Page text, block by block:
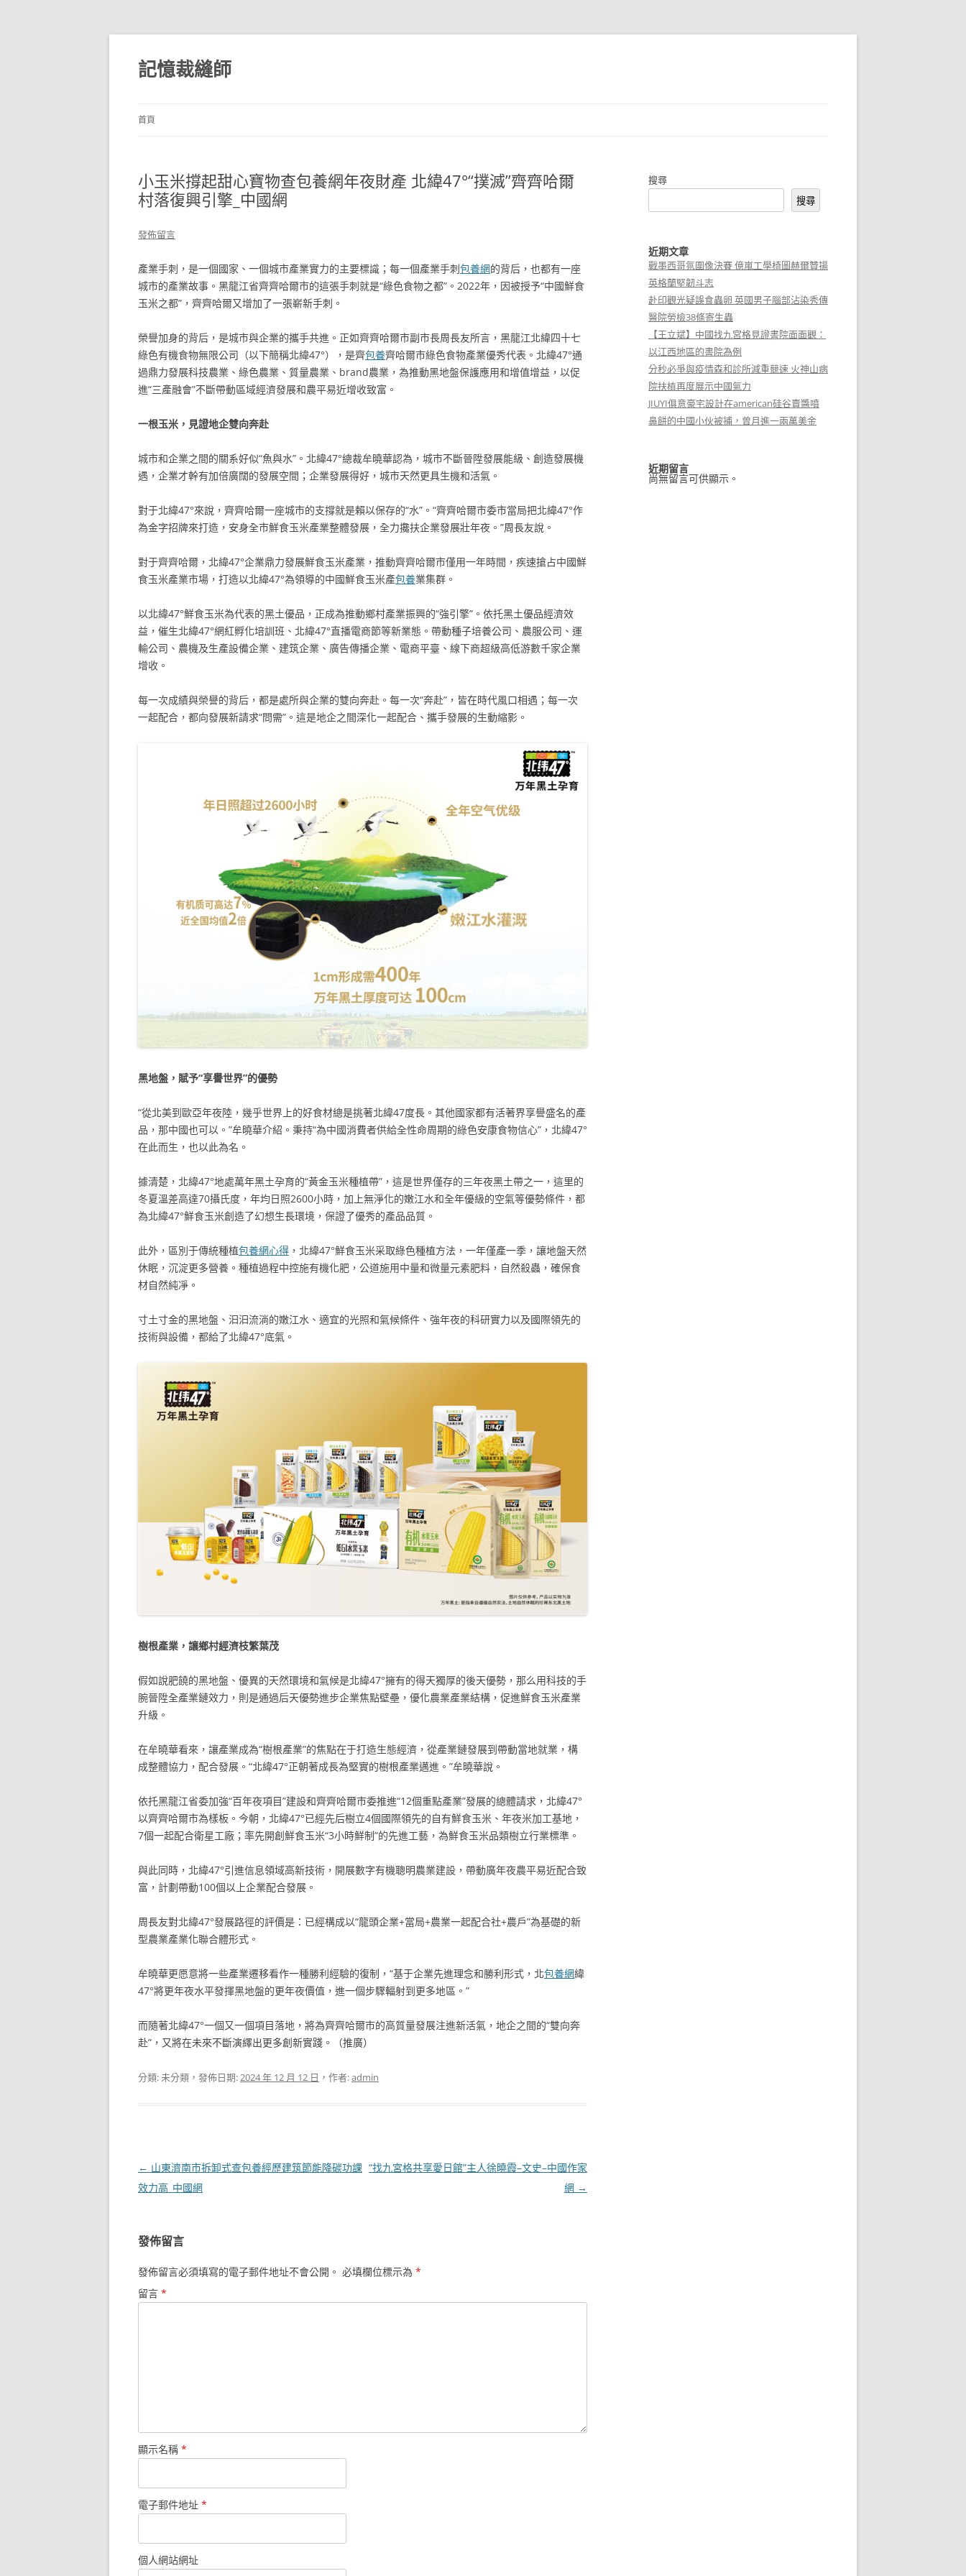
跳
主
要
內
記憶裁縫師
首頁
小玉米撐起甜心寶物查包養網年夜財產 北緯47°“撲滅”齊齊哈爾
村落復興引擎_中國網
發佈留言
產業手刺，是一個國家、一個城市產業實力的主要標識；每一個產業手刺包養網的背后，也都有一座
城市的產業故事。黑龍江省齊齊哈爾市的這張手刺就是“綠色食物之都”。2022年，因被授予“中國鮮食
玉米之都”，齊齊哈爾又增加了一張嶄新手刺。
榮譽加身的背后，是城市與企業的攜手共進。正如齊齊哈爾市副市長周長友所言，黑龍江北緯四十七
綠色有機食物無限公司（以下簡稱北緯47°），是齊包養齊哈爾市綠色食物產業優秀代表。北緯47°通
過鼎力發展科技農業、綠色農業、質量農業、brand農業，為推動黑地盤保護應用和增值增益，以促
進“三產融會”不斷帶動區域經濟發展和農平易近增收致富。
一根玉米，見證地企雙向奔赴
城市和企業之間的關系好似“魚與水”。北緯47°總裁牟曉華認為，城市不斷晉陞發展能級、創造發展機
遇，企業才幹有加倍廣闊的發展空間；企業發展得好，城市天然更具生機和活氣。
對于北緯47°來說，齊齊哈爾一座城市的支撐就是賴以保存的“水”。“齊齊哈爾市委市當局把北緯47°作
為金字招牌來打造，安身全市鮮食玉米產業整體發展，全力攙扶企業發展壯年夜。”周長友說。
對于齊齊哈爾，北緯47°企業鼎力發展鮮食玉米產業，推動齊齊哈爾市僅用一年時間，疾速搶占中國鮮
食玉米產業市場，打造以北緯47°為領導的中國鮮食玉米產包養業集群。
以北緯47°鮮食玉米為代表的黑土優品，正成為推動鄉村產業振興的“強引擎”。依托黑土優品經濟效
益，催生北緯47°網紅孵化培訓班、北緯47°直播電商節等新業態。帶動種子培養公司、農服公司、運
輸公司、農機及生產設備企業、建筑企業、廣告傳播企業、電商平臺、線下商超級高低游數千家企業
增收。
每一次成績與榮譽的背后，都是處所與企業的雙向奔赴。每一次“奔赴”，皆在時代風口相遇；每一次
一起配合，都向發展新請求“問需”。這是地企之間深化一起配合、攜手發展的生動縮影。
黑地盤，賦予“享譽世界”的優勢
“從北美到歐亞年夜陸，幾乎世界上的好食材總是挑著北緯47度長。其他國家都有活著界享譽盛名的產
品，那中國也可以。”牟曉華介紹。秉持“為中國消費者供給全性命周期的綠色安康食物信心”，北緯47°
在此而生，也以此為名。
據清楚，北緯47°地處萬年黑土孕育的“黃金玉米種植帶”，這是世界僅存的三年夜黑土帶之一，這里的
冬夏溫差高達70攝氏度，年均日照2600小時，加上無淨化的嫩江水和全年優級的空氣等優勢條件，都
為北緯47°鮮食玉米創造了幻想生長環境，保證了優秀的產品品質。
此外，區別于傳統種植包養網心得 ，北緯47°鮮食玉米采取綠色種植方法，一年僅產一季，讓地盤天然
休眠，沉淀更多營養。種植過程中控施有機化肥，公道施用中量和微量元素肥料，自然殺蟲，確保食
材自然純凈。
寸土寸金的黑地盤、汩汩流淌的嫩江水、適宜的光照和氣候條件、強年夜的科研實力以及國際領先的
技術與設備，都給了北緯47°底氣。
樹根產業，讓鄉村經濟枝繁葉茂
假如說肥饒的黑地盤、優異的天然環境和氣候是北緯47°擁有的得天獨厚的後天優勢，那么用科技的手
腕晉陞全產業鏈效力，則是通過后天優勢進步企業焦點壁壘，優化農業產業結構，促進鮮食玉米產業
升級。
在牟曉華看來，讓產業成為“樹根產業”的焦點在于打造生態經濟，從產業鏈發展到帶動當地就業，構
成整體協力，配合發展。“北緯47°正朝著成長為堅實的樹根產業邁進。”牟曉華說。
依托黑龍江省委加強“百年夜項目”建設和齊齊哈爾市委推進“12個重點產業”發展的總體請求，北緯47°
以齊齊哈爾市為樣板。今朝，北緯47°已經先后樹立4個國際領先的自有鮮食玉米、年夜米加工基地，
7個一起配合衛星工廠；率先開創鮮食玉米“3小時鮮制”的先進工藝，為鮮食玉米品類樹立行業標準。
與此同時，北緯47°引進信息領域高新技術，開展數字有機聰明農業建設，帶動廣年夜農平易近配合致
富，計劃帶動100個以上企業配合發展。
周長友對北緯47°發展路徑的評價是：已經構成以“龍頭企業+當局+農業一起配合社+農戶”為基礎的新
型農業產業化聯合體形式。
牟曉華更愿意將一些產業遷移看作一種勝利經驗的復制，“基于企業先進理念和勝利形式，北包養網緯
47°將更年夜水平發揮黑地盤的更年夜價值，進一個步驟輻射到更多地區。”
而隨著北緯47°一個又一個項目落地，將為齊齊哈爾市的高質量發展注進新活氣，地企之間的“雙向奔
赴”，又將在未來不斷演繹出更多創新實踐。（推廣）
分類: 未分類，發佈日期:2024 年 12 月 12 日 ，作者:admin
文
章
← 山東濟南市拆卸式查包養經歷建筑節能降碳功課
效力高_中國網
“找九宮格共享愛日館”主人徐曉霞–文史–中國作家
網 →
發佈留言
發佈留言必須填寫的電子郵件地址不會公開。 必填欄位標示為 *
留言 *
顯示名稱 *
電子郵件地址 *
個人網站網址
搜尋
搜尋
近期文章
戰墨西哥氛圍像決賽 億嵐工學椅圖赫爾贊揚
英格蘭堅韌斗志
赴印觀光疑誤食蟲卵 英國男子腦部沾染秀傳
醫院勞檢38條寄生蟲
【王立斌】中國找九宮格見證書院面面觀：
以江西地區的書院為例
分秒必爭與疫情森和診所減重競速 火神山病
院扶植再度展示中國氣力
JIUYI俱意豪宅設計在american硅谷賣醬噴
鼻餅的中國小伙被捕，曾月進一兩萬美金
近期留言
尚無留言可供顯示。